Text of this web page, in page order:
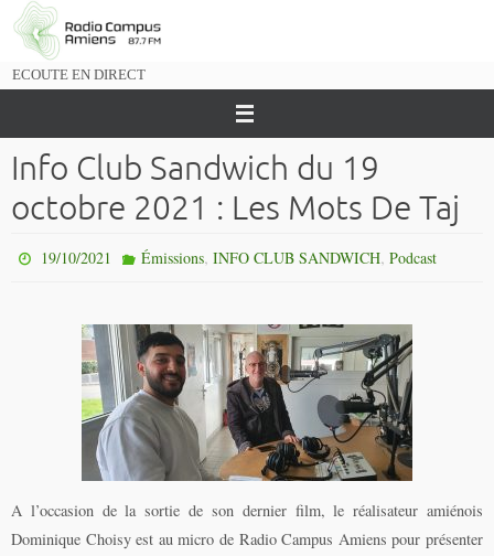
Passer
vers
ECOUTE EN DIRECT
Info Club Sandwich du 19
octobre 2021 : Les Mots De Taj
19/10/2021 Émissions, INFO CLUB SANDWICH, Podcast
A l’occasion de la sortie de son dernier film, le réalisateur amiénois
Dominique Choisy est au micro de Radio Campus Amiens pour présenter